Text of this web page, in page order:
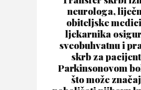
neurologa,
obiteljske
ljekarnika
sveobuhvatnu i
skrb za
Parkinsonovom
što može